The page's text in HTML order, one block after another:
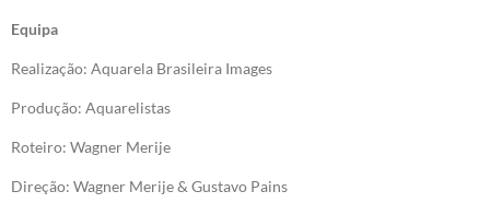
Equipa
Realização: Aquarela Brasileira Images
Produção: Aquarelistas
Roteiro: Wagner Merije
Direção: Wagner Merije & Gustavo Pains